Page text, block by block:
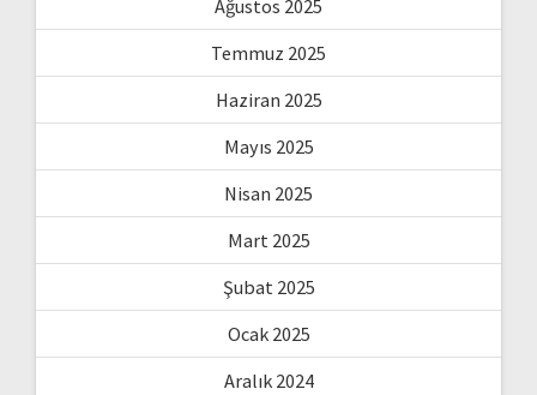
Ağustos 2025
Temmuz 2025
Haziran 2025
Mayıs 2025
Nisan 2025
Mart 2025
Şubat 2025
Ocak 2025
Aralık 2024